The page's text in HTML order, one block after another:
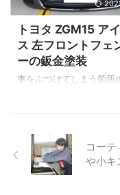
す外板パネルの鈑金技術
開！ 先ずはそのきっかけ
った理由をご説明します
ね・・・ ビフォーアフタ
像はその後に公開していま
す。 きっかけは横浜 武田
ホームページにあった旧
板に ...
トヨタ ZGM15 ア
ス 左フロントフェ
ーの鈑金塗装
車をぶつけてしまう箇所
輪差でぶつける方がほと
です。 今回の修理は左フ
トフェンダーの下側部分
コー
や小キ